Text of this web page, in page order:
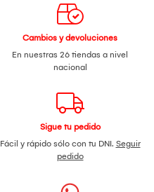
Cambios y devoluciones
En nuestras 26 tiendas a nivel
nacional
Sigue tu pedido
Fácil y rápido sólo con tu DNI. Seguir
pedido